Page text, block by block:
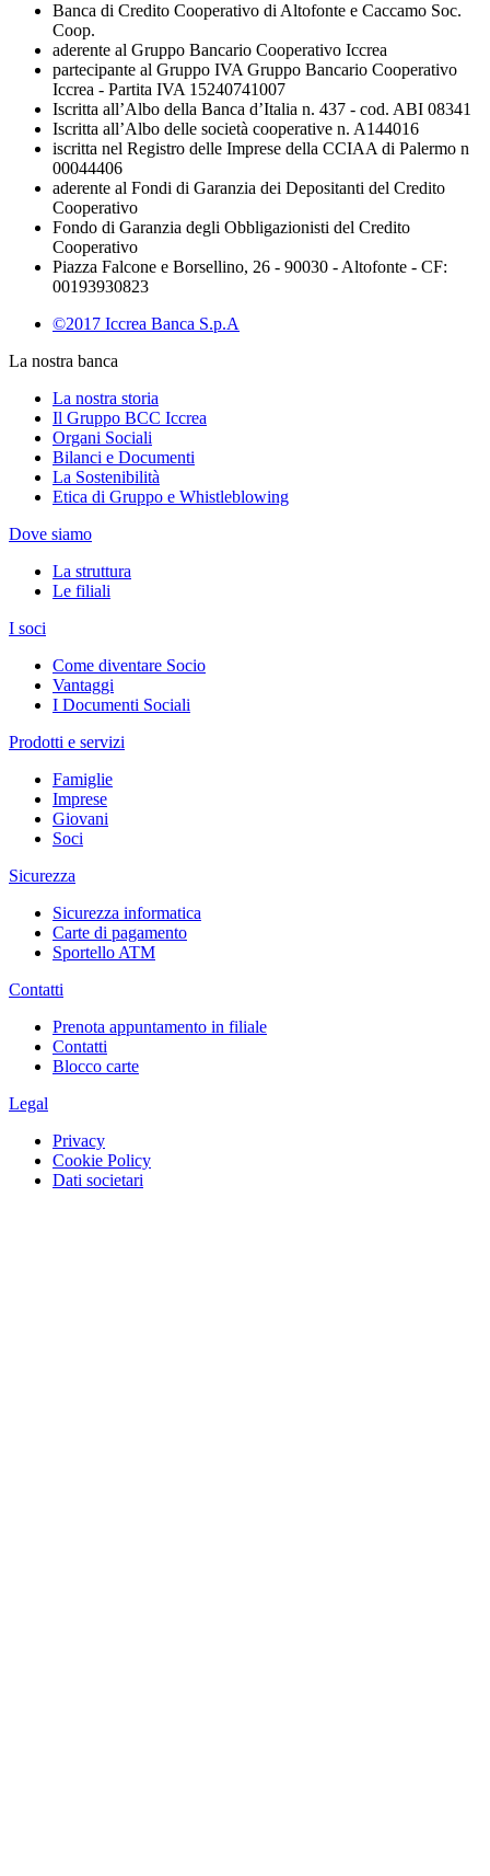
Banca di Credito Cooperativo di Altofonte e Caccamo Soc.
Coop.
aderente al Gruppo Bancario Cooperativo Iccrea
partecipante al Gruppo IVA Gruppo Bancario Cooperativo
Iccrea - Partita IVA 15240741007
Iscritta all’Albo della Banca d’Italia n. 437 - cod. ABI 08341
Iscritta all’Albo delle società cooperative n. A144016
iscritta nel Registro delle Imprese della CCIAA di Palermo n
00044406
aderente al Fondi di Garanzia dei Depositanti del Credito
Cooperativo
Fondo di Garanzia degli Obbligazionisti del Credito
Cooperativo
Piazza Falcone e Borsellino, 26 - 90030 - Altofonte - CF:
00193930823
©2017 Iccrea Banca S.p.A
La nostra banca
La nostra storia
Il Gruppo BCC Iccrea
Organi Sociali
Bilanci e Documenti
La Sostenibilità
Etica di Gruppo e Whistleblowing
Dove siamo
La struttura
Le filiali
I soci
Come diventare Socio
Vantaggi
I Documenti Sociali
Prodotti e servizi
Famiglie
Imprese
Giovani
Soci
Sicurezza
Sicurezza informatica
Carte di pagamento
Sportello ATM
Contatti
Prenota appuntamento in filiale
Contatti
Blocco carte
Legal
Privacy
Cookie Policy
Dati societari